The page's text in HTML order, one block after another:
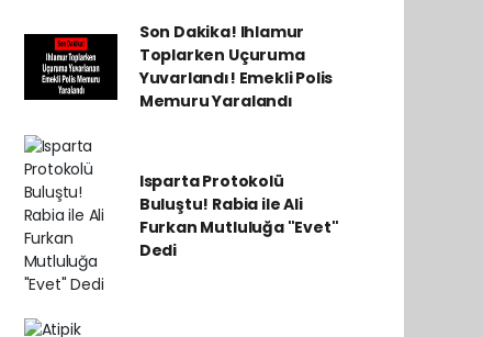
Son Dakika! Ihlamur
Toplarken Uçuruma
Yuvarlandı! Emekli Polis
Memuru Yaralandı
Isparta Protokolü
Buluştu! Rabia ile Ali
Furkan Mutluluğa "Evet"
Dedi